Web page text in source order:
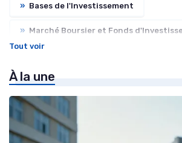
» Bases de l'Investissement
» Marché Boursier et Fonds
» Plans de Retraite et Pensions
Tout voir
À la une